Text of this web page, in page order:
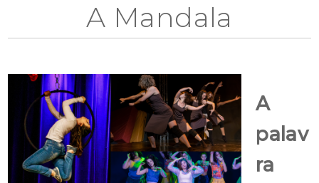
A Mandala
A
palav
ra